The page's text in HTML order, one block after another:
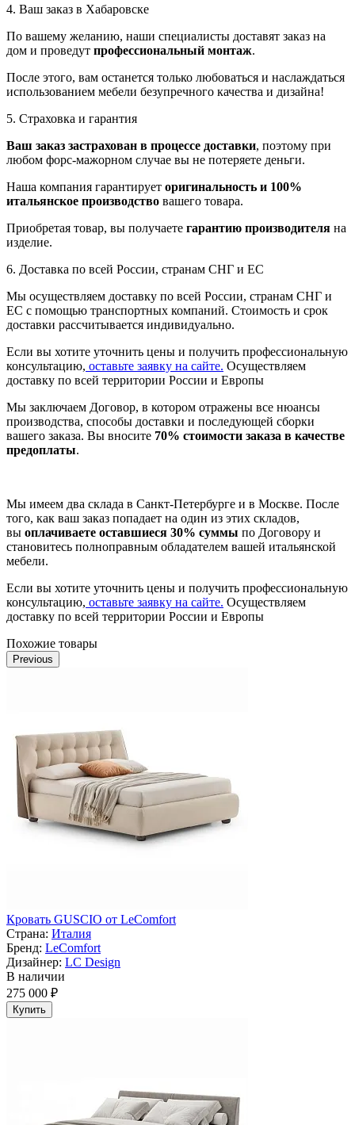
4. Ваш заказ в Хабаровске
По вашему желанию, наши специалисты доставят заказ на
дом и проведут профессиональный монтаж.
После этого, вам останется только любоваться и наслаждаться
использованием мебели безупречного качества и дизайна!
5. Страховка и гарантия
Ваш заказ застрахован в процессе доставки, поэтому при
любом форс-мажорном случае вы не потеряете деньги.
Наша компания гарантирует оригинальность и 100%
итальянское производство вашего товара.
Приобретая товар, вы получаете гарантию производителя на
изделие.
6. Доставка по всей России, странам СНГ и ЕС
Мы осуществляем доставку по всей России, странам СНГ и
ЕС с помощью транспортных компаний. Стоимость и срок
доставки рассчитывается индивидуально.
Если вы хотите уточнить цены и получить профессиональную
консультацию, оставьте заявку на сайте. Осуществляем
доставку по всей территории России и Европы
Мы заключаем Договор, в котором отражены все нюансы
производства, способы доставки и последующей сборки
вашего заказа. Вы вносите 70% стоимости заказа в качестве
предоплаты.
Мы имеем два склада в Санкт-Петербурге и в Москве. После
того, как ваш заказ попадает на один из этих складов,
вы оплачиваете оставшиеся 30% суммы по Договору и
становитесь полноправным обладателем вашей итальянской
мебели.
Если вы хотите уточнить цены и получить профессиональную
консультацию, оставьте заявку на сайте. Осуществляем
доставку по всей территории России и Европы
Похожие товары
Previous
Кровать GUSCIO от LeComfort
Страна: Италия
Бренд: LeComfort
Дизайнер: LC Design
В наличии
275 000 ₽
Купить